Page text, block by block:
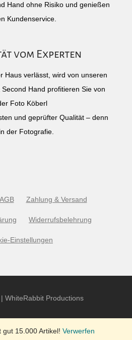
15.000 Artikel! Verwerfen
Hand ohne Risiko und genießen
Kundenservice.
vom Experten
Haus verlässt, wird von unseren
Hand profitieren Sie von
Foto Köberl
und geprüfter Qualität – denn
der Fotografie.
AGB Zahlung & Versand
Widerrufsbelehrung
Einstellungen
WhiteRabbit Productions